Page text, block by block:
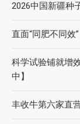
2026中国新疆种
直面“同肥不同效
科学试验铺就增
中】
丰收牛第六家直